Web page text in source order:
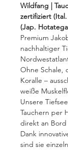
Wildfang |
zertifiziert
(Jap.
Premium
nachhaltiger
Ohne Schale,
Koralle –
weiße
Unsere
Tauchern per
direkt an
Dank
sind sie